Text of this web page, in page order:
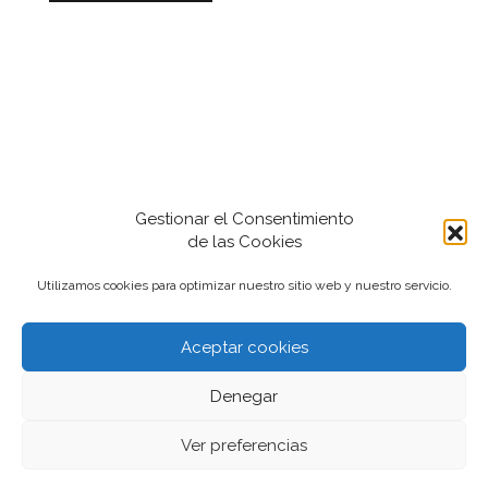
Gestionar el Consentimiento
de las Cookies
Utilizamos cookies para optimizar nuestro sitio web y nuestro servicio.
Aceptar cookies
Denegar
Ver preferencias